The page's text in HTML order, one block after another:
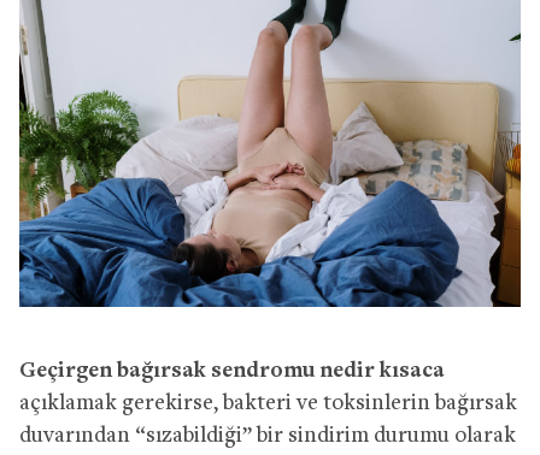
Geçirgen bağırsak sendromu nedir kısaca
açıklamak gerekirse, bakteri ve toksinlerin bağırsak
duvarından “sızabildiği” bir sindirim durumu olarak